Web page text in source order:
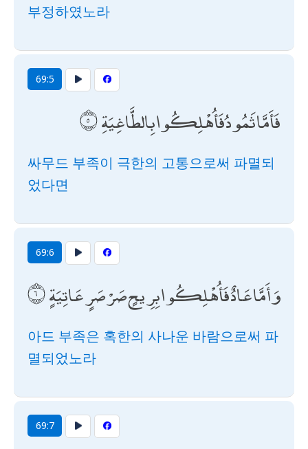
부정하였노라
69:5
فَأَمَّا ثَمُودُ فَأُهْلِكُوا بِالطَّاغِيَةِ
싸무드 부족이 극한의 고통으로써 파멸되
었다면
69:6
وَأَمَّا عَادٌ فَأُهْلِكُوا بِرِيحٍ صَرْصَرٍ عَاتِيَةٍ
아드 부족은 혹한의 사나운 바람으로써 파
멸되었노라
69:7